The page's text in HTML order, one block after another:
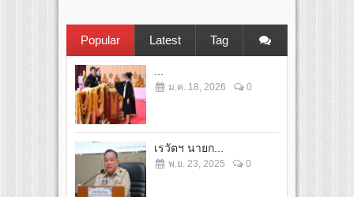
Popular Latest Tag
ม.ค. 18, 2026 0
เรวัตฯ นายก...
พ.ย. 23, 2025 0